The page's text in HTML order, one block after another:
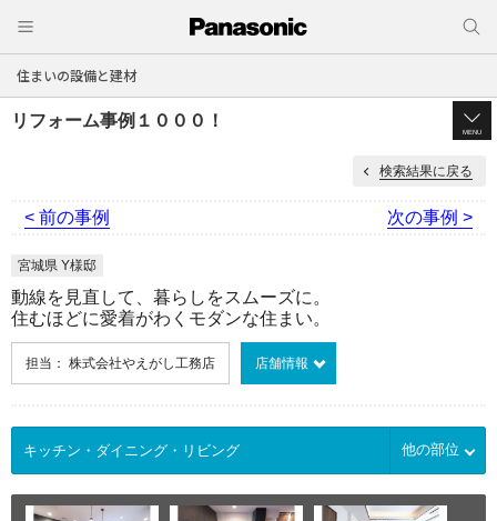
住まいの設備と建材
リフォーム事例１０００！
MENU
検索結果に戻る
< 前の事例 次の事例 >
宮城県 Y様邸
動線を見直して、暮らしをスムーズに。
住むほどに愛着がわくモダンな住まい。
担当： 株式会社やえがし工務店 店舗情報
他の部位